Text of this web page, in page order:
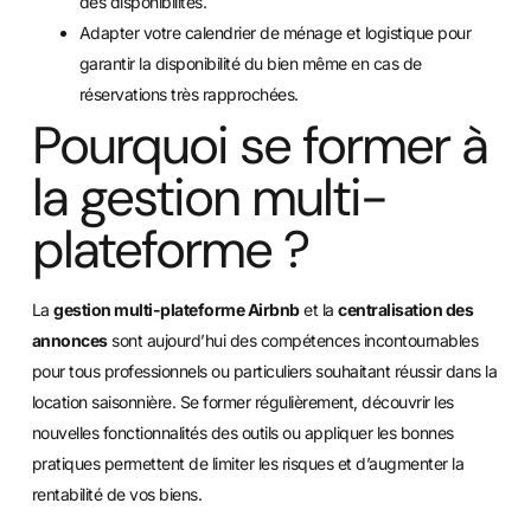
Adapter votre calendrier de ménage et logistique pour
garantir la disponibilité du bien même en cas de
réservations très rapprochées.
Pourquoi se former à
la gestion multi-
plateforme ?
Lagestion multi-plateforme Airbnbet lacentralisation des
annoncessont aujourd’hui des compétences incontournables
pour tous professionnels ou particuliers souhaitant réussir dans la
location saisonnière. Se former régulièrement, découvrir les
nouvelles fonctionnalités des outils ou appliquer les bonnes
pratiques permettent de limiter les risques et d’augmenter la
rentabilité de vos biens.